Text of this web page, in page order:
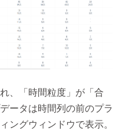
、「時間粒度」が「合
ータは時間列の前のプラ
ングウィンドウで表示。